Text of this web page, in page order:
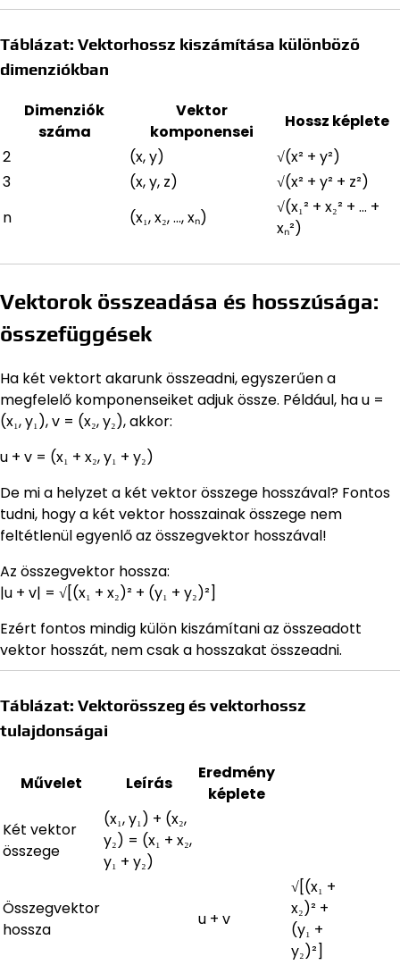
Táblázat: Vektorhossz kiszámítása különböző
dimenziókban
Dimenziók
száma
Vektor
komponensei
Hossz képlete
2
(x, y)
√(x² + y²)
3
(x, y, z)
√(x² + y² + z²)
n
(x₁, x₂, …, xₙ)
√(x₁² + x₂² + … +
xₙ²)
Vektorok összeadása és hosszúsága:
összefüggések
Ha két vektort akarunk összeadni, egyszerűen a
megfelelő komponenseiket adjuk össze. Például, ha u =
(x₁, y₁), v = (x₂, y₂), akkor:
u + v = (x₁ + x₂, y₁ + y₂)
De mi a helyzet a két vektor összege hosszával? Fontos
tudni, hogy a két vektor hosszainak összege nem
feltétlenül egyenlő az összegvektor hosszával!
Az összegvektor hossza:
|u + v| = √[(x₁ + x₂)² + (y₁ + y₂)²]
Ezért fontos mindig külön kiszámítani az összeadott
vektor hosszát, nem csak a hosszakat összeadni.
Táblázat: Vektorösszeg és vektorhossz
tulajdonságai
Művelet Leírás
Eredmény
képlete
Két vektor
összege
(x₁, y₁) + (x₂,
y₂) = (x₁ + x₂,
y₁ + y₂)
Összegvektor
hossza
u + v
√[(x₁ +
x₂)² +
(y₁ +
y₂)²]